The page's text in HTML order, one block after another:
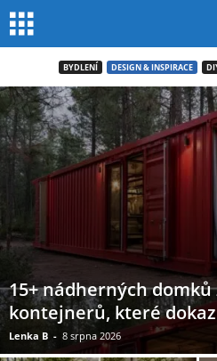
BYDLENÍ DESIGN & INSPIRACE
15+ nádherných
kontejnerů, které
Lenka B - 8 srpna 2026